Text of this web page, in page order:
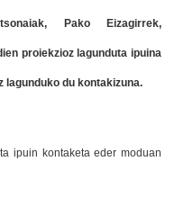
Pako Eizagirrek,
proiekzioz lagunduta ipuina
lagunduko du kontakizuna.
ipuin kontaketa eder moduan